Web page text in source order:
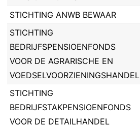
STICHTING ANWB BEWAAR
STICHTING
BEDRIJFSPENSIOENFONDS
VOOR DE AGRARISCHE EN
VOEDSELVOORZIENINGSHANDEL
STICHTING
BEDRIJFSTAKPENSIOENFONDS
VOOR DE DETAILHANDEL